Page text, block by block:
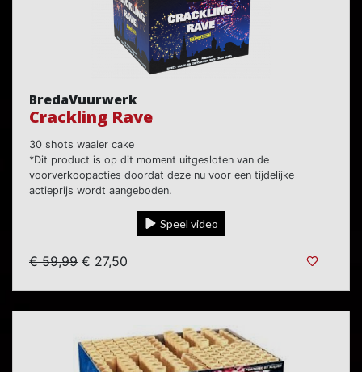
BredaVuurwerk
Crackling Rave
30 shots waaier cake
*Dit product is op dit moment uitgesloten van de
voorverkoopacties doordat deze nu voor een tijdelijke
actieprijs wordt aangeboden.
Speel video
€ 59,99 € 27,50